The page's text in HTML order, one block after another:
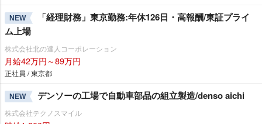
NEW
「経理財務」東京勤務:年休126日・高報酬/東証プライ
ム上場
株式会社北の達人コーポレーション
月給42万円～89万円
正社員 / 東京都
NEW デンソーの工場で自動車部品の組立製造/denso aichi
株式会社テクノスマイル